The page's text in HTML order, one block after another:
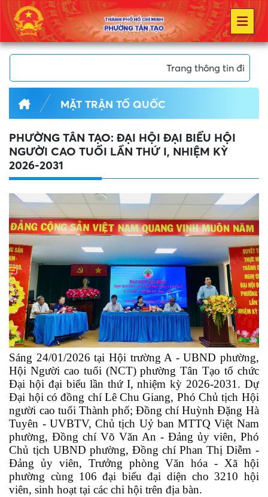
Trang thông tin điện tử Phường
MẶT TRẬN TỔ QUỐC
PHƯỜNG TÂN TẠO: ĐẠI HỘI ĐẠI BIỂU HỘI
NGƯỜI CAO TUỔI LẦN THỨ I, NHIỆM KỲ
2026-2031
Sáng 24/01/2026 tại Hội trường A - UBND phường,
Hội Người cao tuổi (NCT) phường Tân Tạo tổ chức
Đại hội đại biểu lần thứ I, nhiệm kỳ 2026-2031. Dự
Đại hội có đồng chí Lê Chu Giang, Phó Chủ tịch Hội
người cao tuổi Thành phố; Đồng chí Huỳnh Đặng Hà
Tuyên - UVBTV, Chủ tịch Uỷ ban MTTQ Việt Nam
phường, Đồng chí Võ Văn An - Đảng ủy viên, Phó
Chủ tịch UBND phường, Đồng chí Phan Thị Diễm -
Đảng ủy viên, Trưởng phòng Văn hóa - Xã hội
phường cùng 106 đại biểu đại diện cho 3210 hội
viên, sinh hoạt tại các chi hội trên địa bàn.